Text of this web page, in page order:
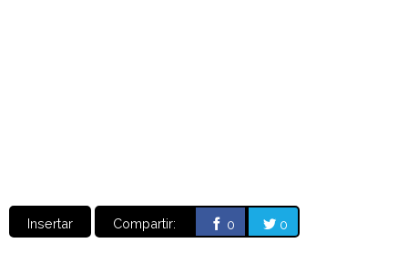
Insertar Compartir: 0 0